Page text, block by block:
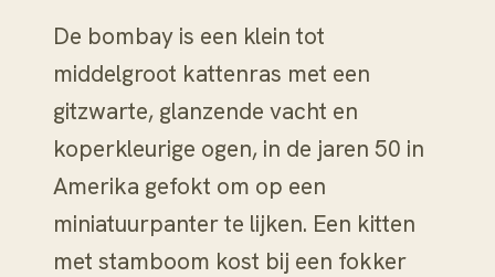
De bombay is een klein tot
middelgroot kattenras met een
gitzwarte, glanzende vacht en
koperkleurige ogen, in de jaren 50 in
Amerika gefokt om op een
miniatuurpanter te lijken. Een kitten
met stamboom kost bij een fokker